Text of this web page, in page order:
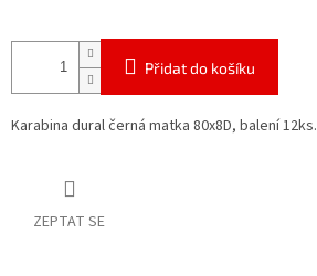
Přidat do košíku
Karabina dural černá matka 80x8D, balení 12ks.
ZEPTAT SE